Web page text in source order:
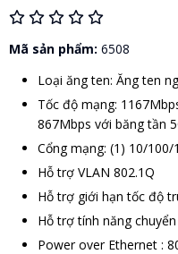
Mã sản phẩm: 6508
Loại ăng ten: Ăng ten
Tốc độ mạng:
867Mbps với băng tần
Cổng mạng: (1) 10/
Hỗ trợ VLAN 802.1Q
Hỗ trợ giới hạn tốc độ
Hỗ trợ tính năng
Power over Ethernet :